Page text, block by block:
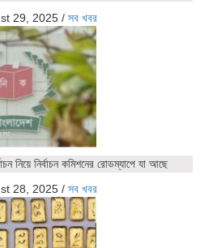
29, 2025 / সব খবর
নিয়ে নির্বাচন কমিশনের রোডম্যাপে যা আছে
28, 2025 / সব খবর